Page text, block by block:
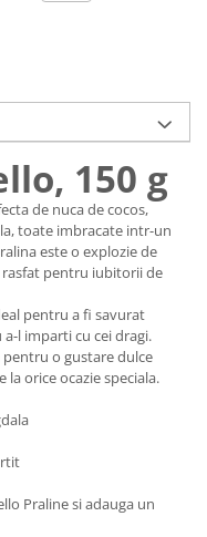
150 g
de nuca de cocos,
toate imbracate intr-un
este o explozie de
pentru iubitorii de
pentru a fi savurat
l imparti cu cei dragi.
pentru o gustare dulce
orice ocazie speciala.
Praline si adauga un